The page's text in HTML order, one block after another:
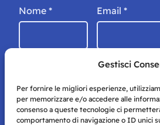
Gestisci
Per fornire le migliori esperienze,
per memorizzare e/o accedere alle
consenso a queste tecnologie ci
comportamento di navigazione o ID unici
Nome * Email *